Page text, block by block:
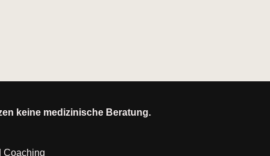
keine medizinische Beratung.
Coaching